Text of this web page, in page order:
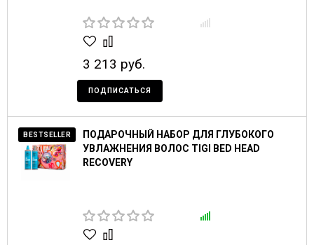
3 213 руб.
ПОДПИСАТЬСЯ
BESTSELLER
ПОДАРОЧНЫЙ НАБОР ДЛЯ ГЛУБОКОГО
УВЛАЖНЕНИЯ ВОЛОС TIGI BED HEAD
RECOVERY